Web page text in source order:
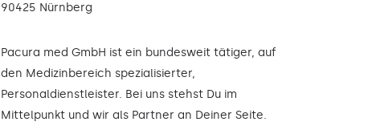
90425 Nürnberg
Pacura med GmbH ist ein bundesweit tätiger, auf
den Medizinbereich spezialisierter,
Personaldienstleister. Bei uns stehst Du im
Mittelpunkt und wir als Partner an Deiner Seite.